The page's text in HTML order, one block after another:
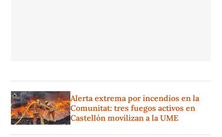
Alerta extrema por incendios en la
Comunitat: tres fuegos activos en
Castellón movilizan a la UME